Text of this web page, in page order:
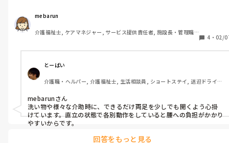
mebarun
介護福祉士, ケアマネジャー, サービス提供責任者, 施設長・管理職,
4 ・ 02/
とーばい
介護職・ヘルパー, 介護福祉士, 生活相談員, ショートステイ, 送迎ドライバ
mebarunさん
洗い物や様々な介助時に、できるだけ両足を少しでも開くよう心掛
けています。直立の状態で各別動作をしていると腰への負担がかかり
やすいからです。
回答をもっと見る